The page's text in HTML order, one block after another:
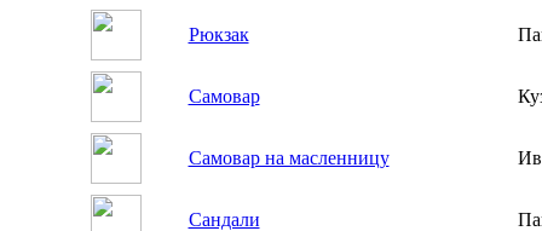
Рюкзак
Самовар
Самовар на масленницу
Сандали